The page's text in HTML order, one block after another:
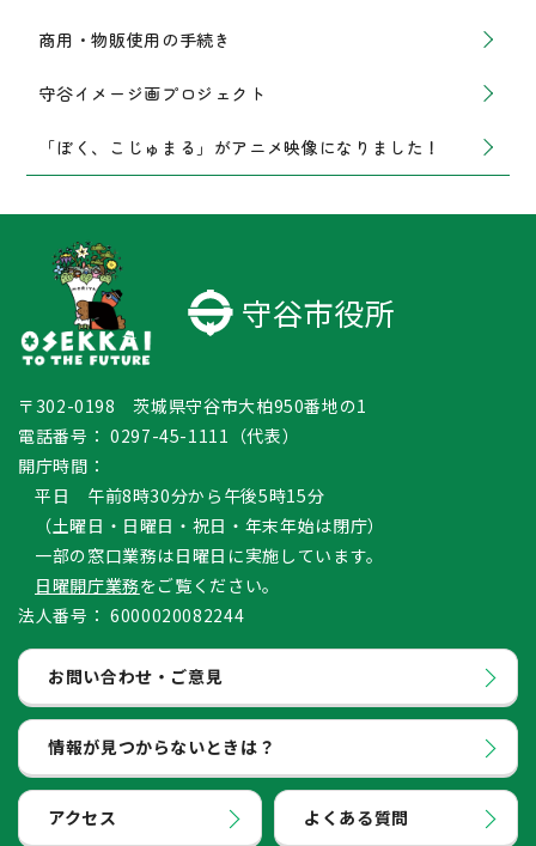
商用・物販使用の手続き
守谷イメージ画プロジェクト
「ぼく、こじゅまる」がアニメ映像になりました！
守谷市役所
〒302-0198 茨城県守谷市大柏950番地の1
電話番号： 0297-45-1111（代表）
開庁時間：
平日 午前8時30分から午後5時15分
（土曜日・日曜日・祝日・年末年始は閉庁）
一部の窓口業務は日曜日に実施しています。
日曜開庁業務をご覧ください。
法人番号： 6000020082244
お問い合わせ・ご意見
情報が見つからないときは？
アクセス よくある質問